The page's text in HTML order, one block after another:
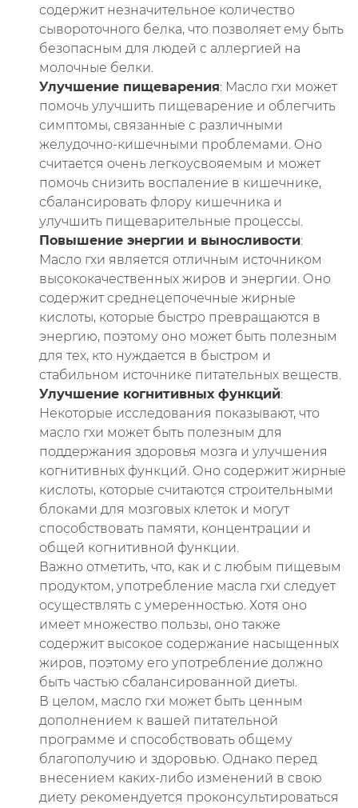
содержит незначительное количество
сывороточного белка, что позволяет ему быть
безопасным для людей с аллергией на
молочные белки.
Улучшение пищеварения: Масло гхи может
помочь улучшить пищеварение и облегчить
симптомы, связанные с различными
желудочно-кишечными проблемами. Оно
считается очень легкоусвояемым и может
помочь снизить воспаление в кишечнике,
сбалансировать флору кишечника и
улучшить пищеварительные процессы.
Повышение энергии и выносливости:
Масло гхи является отличным источником
высококачественных жиров и энергии. Оно
содержит среднецепочечные жирные
кислоты, которые быстро превращаются в
энергию, поэтому оно может быть полезным
для тех, кто нуждается в быстром и
стабильном источнике питательных веществ.
Улучшение когнитивных функций:
Некоторые исследования показывают, что
масло гхи может быть полезным для
поддержания здоровья мозга и улучшения
когнитивных функций. Оно содержит жирные
кислоты, которые считаются строительными
блоками для мозговых клеток и могут
способствовать памяти, концентрации и
общей когнитивной функции.
Важно отметить, что, как и с любым пищевым
продуктом, употребление масла гхи следует
осуществлять с умеренностью. Хотя оно
имеет множество пользы, оно также
содержит высокое содержание насыщенных
жиров, поэтому его употребление должно
быть частью сбалансированной диеты.
В целом, масло гхи может быть ценным
дополнением к вашей питательной
программе и способствовать общему
благополучию и здоровью. Однако перед
внесением каких-либо изменений в свою
диету рекомендуется проконсультироваться